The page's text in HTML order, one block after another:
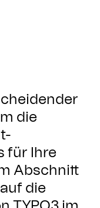
die
für Ihre
Abschnitt
die